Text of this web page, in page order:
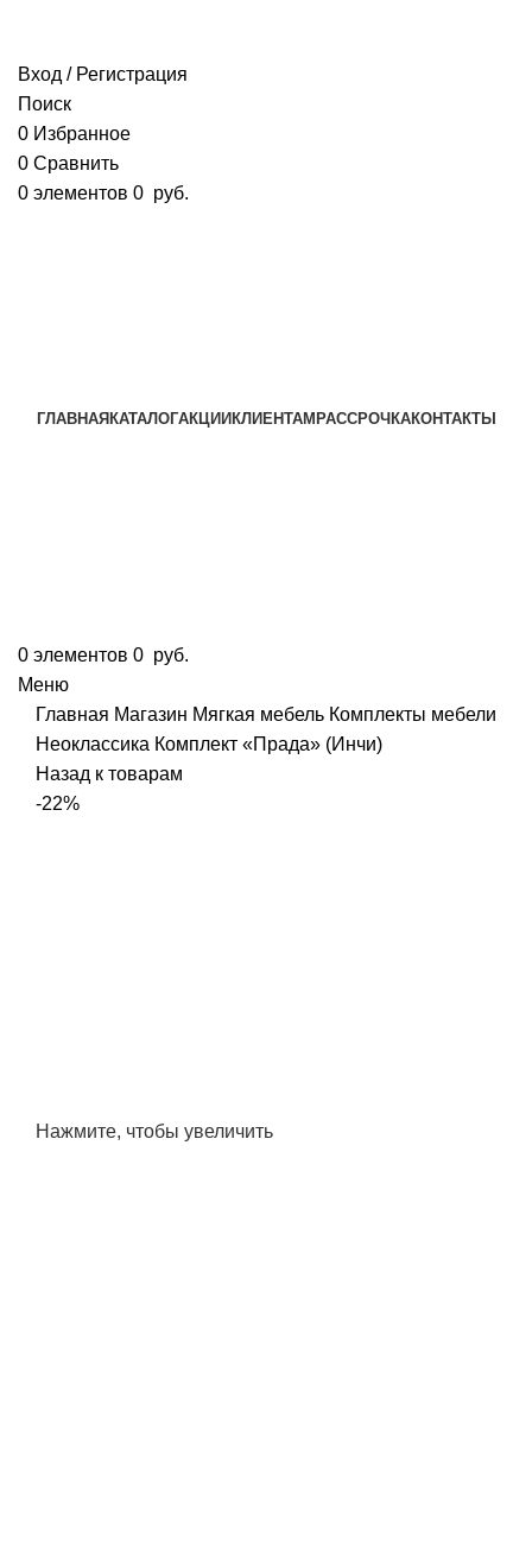
Вход / Регистрация
Поиск
0 Избранное
0 Сравнить
0 элементов 0 руб.
ГЛАВНАЯ КАТАЛОГАКЦИИ КЛИЕНТАМ РАССРОЧКАКОНТАКТЫ
0 элементов 0 руб.
Меню
Главная Магазин Мягкая мебель Комплекты мебели
Неоклассика Комплект «Прада» (Инчи)
Назад к товарам
-22%
Нажмите, чтобы увеличить